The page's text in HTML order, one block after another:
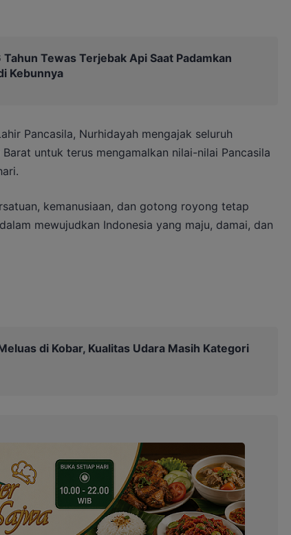
Tahun Tewas Terjebak Api Saat Padamkan
Kebunnya
Pancasila, Nurhidayah mengajak seluruh
untuk terus mengamalkan nilai-nilai Pancasila
kemanusiaan, dan gotong royong tetap
mewujudkan Indonesia yang maju, damai, dan
di Kobar, Kualitas Udara Masih Kategori